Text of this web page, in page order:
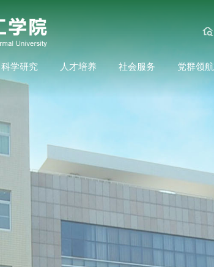
科学研究 人才培养 社会服务 党群领航